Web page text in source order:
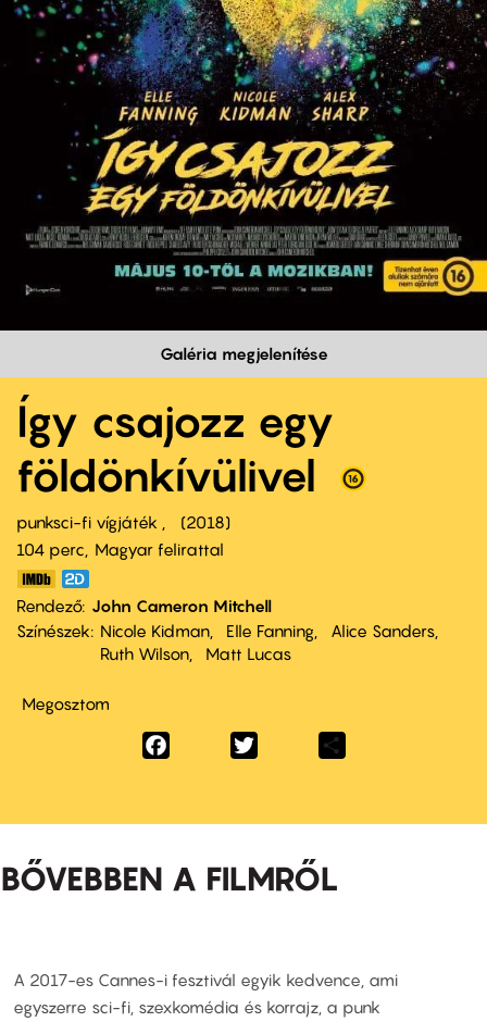
Galéria megjelenítése
Így csajozz egy
földönkívülivel
punksci-fi vígjáték
2018
104 perc,
Magyar felirattal
Rendező John Cameron Mitchell
Színészek
Nicole Kidman Elle Fanning
Alice Sanders
Ruth Wilson
Matt Lucas
Megosztom
Facebook
BŐVEBBEN A FILMRŐL
A 2017-es Cannes-i fesztivál egyik kedvence, ami
egyszerre sci-fi, szexkomédia és korrajz, a punk